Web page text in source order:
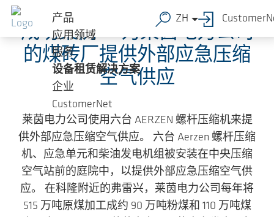
跳转到主要内容
产品
应用领域
服务
设备租赁解决方案
企业
CustomerNet
ZH
成功案例——为莱茵电力公司
的煤砖厂提供外部应急压缩
空气供应
莱茵电力公司使用六台 AERZEN 螺杆压缩机来提
供外部应急压缩空气供应。 六台 Aerzen 螺杆压缩
机、应急单元和柴油发电机组被安装在中央压缩
空气站前的庭院中，以提供外部应急压缩空气供
应。 在科隆附近的弗雷兴，莱茵电力公司每年将
515 万吨原煤加工成约 90 万吨粉煤和 110 万吨煤